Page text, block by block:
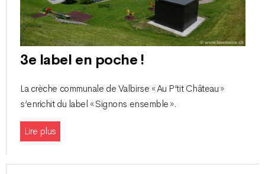
3e label en poche !
La crèche communale de Valbirse « Au P’tit Château »
s’enrichit du label « Signons ensemble ».
Lire plus